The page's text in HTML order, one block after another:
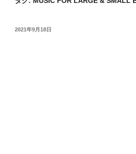
投
2021年9月18日